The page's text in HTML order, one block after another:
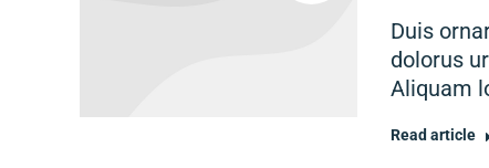
Duis
dolorus
Aliquam
Read article